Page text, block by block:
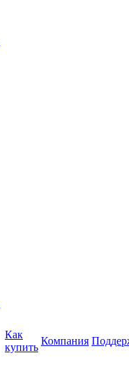
Как
купить
Компания